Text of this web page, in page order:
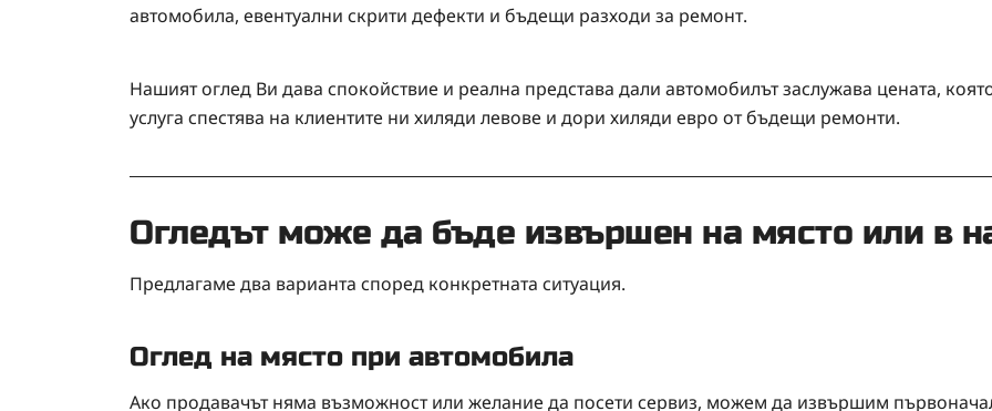
автомобила, евентуални скрити дефекти и бъдещи разходи за ремонт.
Нашият оглед Ви дава спокойствие и реална представа дали автомобилът заслужава цената,
услуга спестява на клиентите ни хиляди левове и дори хиляди евро от бъдещи ремонти.
Огледът може да бъде извършен на място или в
Предлагаме два варианта според конкретната ситуация.
Оглед на място при автомобила
Ако продавачът няма възможност или желание да посети сервиз, можем да извършим